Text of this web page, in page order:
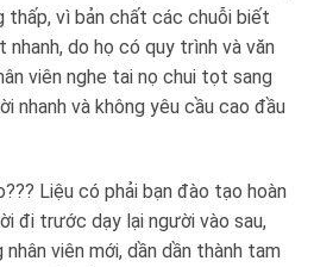
thấp, vì bản chất các chuỗi biết
do họ có quy trình và văn
viên nghe tai nọ chui tọt sang
nhanh và không yêu cầu cao đầu
Liệu có phải bạn đào tạo hoàn
đi trước dạy lại người vào sau,
viên mới, dần dần thành tam